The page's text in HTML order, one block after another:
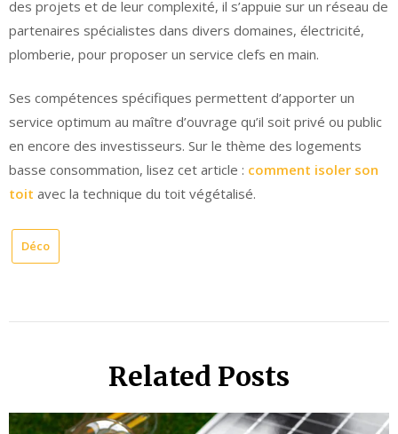
des projets et de leur complexité, il s’appuie sur un réseau de
partenaires spécialistes dans divers domaines, électricité,
plomberie, pour proposer un service clefs en main.
Ses compétences spécifiques permettent d’apporter un
service optimum au maître d’ouvrage qu’il soit privé ou public
en encore des investisseurs. Sur le thème des logements
basse consommation, lisez cet article : comment isoler son
toit avec la technique du toit végétalisé.
Déco
Related Posts